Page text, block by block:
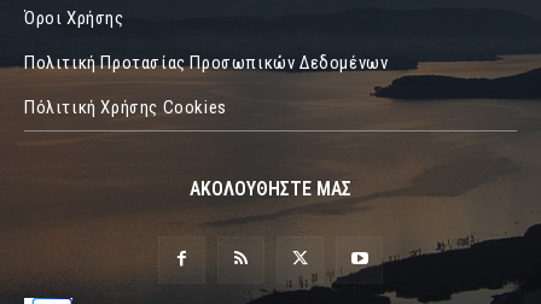
Όροι Χρήσης
Πολιτική Προτασίας Προσωπικών Δεδομένων
Πόλιτική Χρήσης Cookies
ΑΚΟΛΟΥΘΗΣΤΕ ΜΑΣ